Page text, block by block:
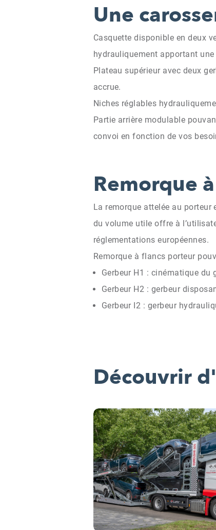
Une
Casquette disponible en deux
hydrauliquement apportant
Plateau supérieur avec deux
accrue.
Niches réglables
Partie arrière modulable
convoi en fonction de vos
Remorque
La remorque attelée au
du volume utile offre à
réglementations européennes.
Remorque à flancs porteur
Gerbeur H1 : cinématique
Gerbeur H2 : gerbeur
Gerbeur I2 : gerbeur
Découvrir